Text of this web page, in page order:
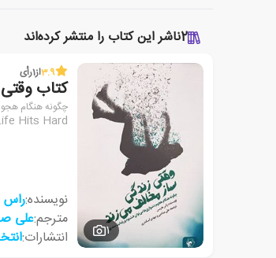
2ناشر این کتاب را منتشر کرده‌اند
1
3.9از1رأی
کتاب
چگونه هنگام
Hits Hard
نویسنده:
مترجم:علی
انتشارات: